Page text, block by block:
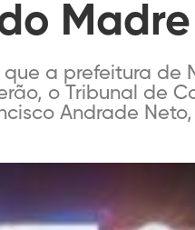
Madre
a prefeitura de
o Tribunal de
Andrade